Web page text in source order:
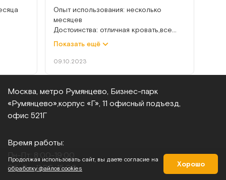
Опыт использования: несколько
месяцев
Достоинства: отличная кровать,все
механизмы рабочие
Недостатки: нет
Комментарий: все хорошо
Показать ещё
09.10.2023
Москва, метро Румянцево, Бизнес‑парк
«Румянцево», корпус «Г», 11 офисный подъезд,
офис 521Г
Время работы:
Сб-Вс: 11:00-15:00
Продолжая использовать сайт, вы даете согласие на
обработку файлов cookies
Хорошо